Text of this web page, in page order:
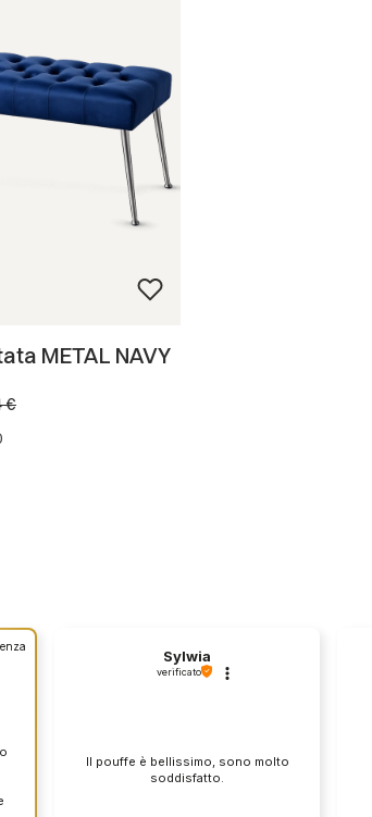
METAL NAVY
€
Sylwia
verificato
Il pouffe è bellissimo, sono molto
soddisfatto.